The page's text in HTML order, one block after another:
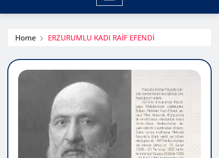
Home ERZURUMLU KADI RAİF EFENDİ